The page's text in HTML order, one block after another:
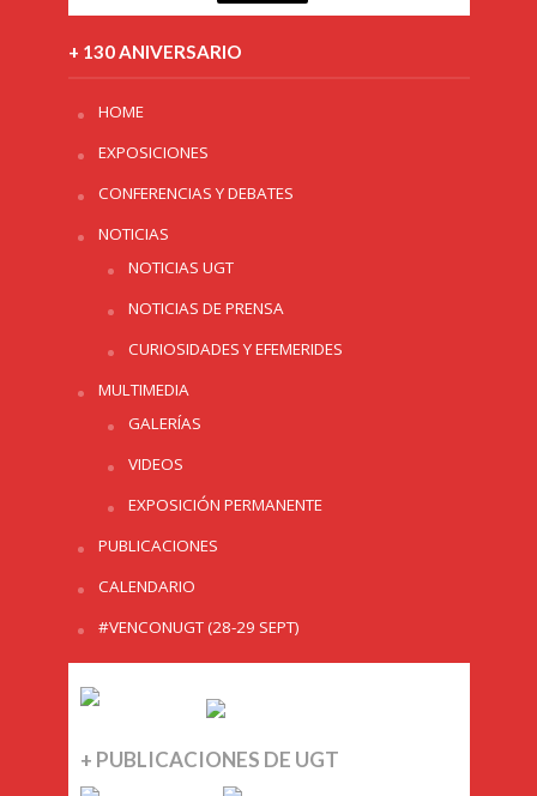
+ 130 ANIVERSARIO
HOME
EXPOSICIONES
CONFERENCIAS Y DEBATES
NOTICIAS
NOTICIAS UGT
NOTICIAS DE PRENSA
CURIOSIDADES Y EFEMERIDES
MULTIMEDIA
GALERÍAS
VIDEOS
EXPOSICIÓN PERMANENTE
PUBLICACIONES
CALENDARIO
#VENCONUGT (28-29 SEPT)
+ PUBLICACIONES DE UGT